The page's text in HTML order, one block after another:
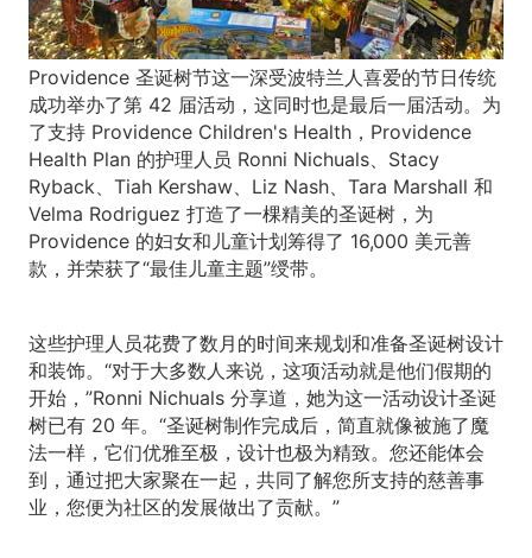
Providence 圣诞树节这一深受波特兰人喜爱的节日传统
成功举办了第 42 届活动，这同时也是最后一届活动。为
了支持 Providence Children's Health，Providence
Health Plan 的护理人员 Ronni Nichuals、Stacy
Ryback、Tiah Kershaw、Liz Nash、Tara Marshall 和
Velma Rodriguez 打造了一棵精美的圣诞树，为
Providence 的妇女和儿童计划筹得了 16,000 美元善
款，并荣获了“最佳儿童主题”绶带。
这些护理人员花费了数月的时间来规划和准备圣诞树设计
和装饰。“对于大多数人来说，这项活动就是他们假期的
开始，”Ronni Nichuals 分享道，她为这一活动设计圣诞
树已有 20 年。“圣诞树制作完成后，简直就像被施了魔
法一样，它们优雅至极，设计也极为精致。您还能体会
到，通过把大家聚在一起，共同了解您所支持的慈善事
业，您便为社区的发展做出了贡献。”